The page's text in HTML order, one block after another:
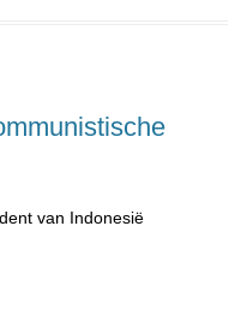
van Indonesië